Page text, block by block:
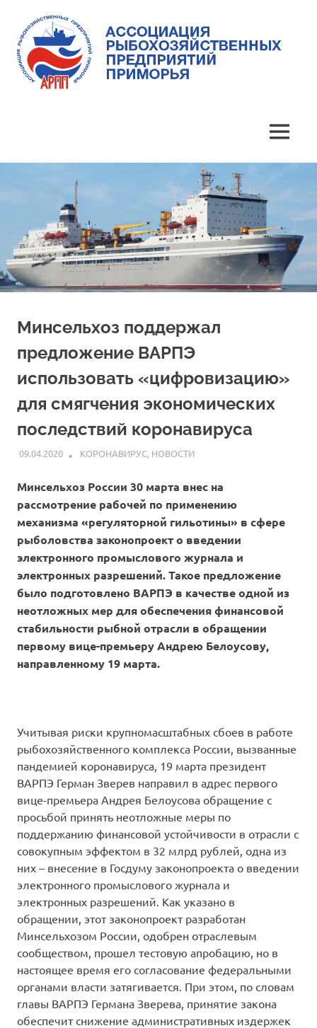
content
предприятий
Приморья
MENU
Минсельхоз поддержал
предложение ВАРПЭ
использовать «цифровизацию»
для смягчения экономических
последствий коронавируса
09.04.2020 ARPP
КОРОНАВИРУС, НОВОСТИ
Минсельхоз России 30 марта внес на
рассмотрение рабочей по применению
механизма «регуляторной гильотины» в сфере
рыболовства законопроект о введении
электронного промыслового журнала и
электронных разрешений. Такое предложение
было подготовлено ВАРПЭ в качестве одной из
неотложных мер для обеспечения финансовой
стабильности рыбной отрасли в обращении
первому вице-премьеру Андрею Белоусову,
направленному 19 марта.
Учитывая риски крупномасштабных сбоев в работе
рыбохозяйственного комплекса России, вызванные
пандемией коронавируса, 19 марта президент
ВАРПЭ Герман Зверев направил в адрес первого
вице-премьера Андрея Белоусова обращение с
просьбой принять неотложные меры по
поддержанию финансовой устойчивости в отрасли с
совокупным эффектом в 32 млрд рублей, одна из
них – внесение в Госдуму законопроекта о введении
электронного промыслового журнала и
электронных разрешений. Как указано в
обращении, этот законопроект разработан
Минсельхозом России, одобрен отраслевым
сообществом, прошел тестовую апробацию, но в
настоящее время его согласование федеральными
органами власти затягивается. При этом, по словам
главы ВАРПЭ Германа Зверева, принятие закона
обеспечит снижение административных издержек